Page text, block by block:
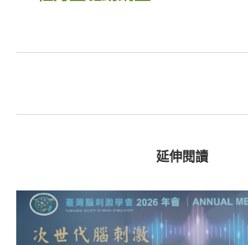
延伸閱讀